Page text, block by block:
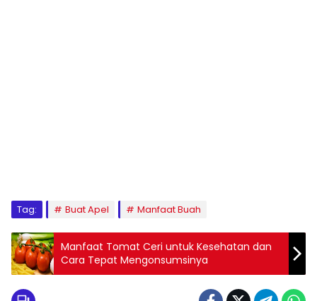
Tag: Buat Apel Manfaat Buah
Manfaat Tomat Ceri untuk Kesehatan dan
Cara Tepat Mengonsumsinya